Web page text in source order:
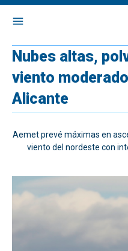
Nubes altas,
viento
Alicante
Aemet prevé máximas en
viento del nordeste con